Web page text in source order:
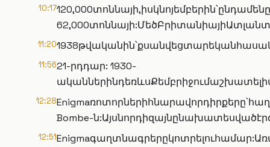
10:17120,000տոննայի,իսկնոյեմբերին՝ընդամենը
11:20
11:5621-րդդար: 1930-
12:28
Bombe-
12:51